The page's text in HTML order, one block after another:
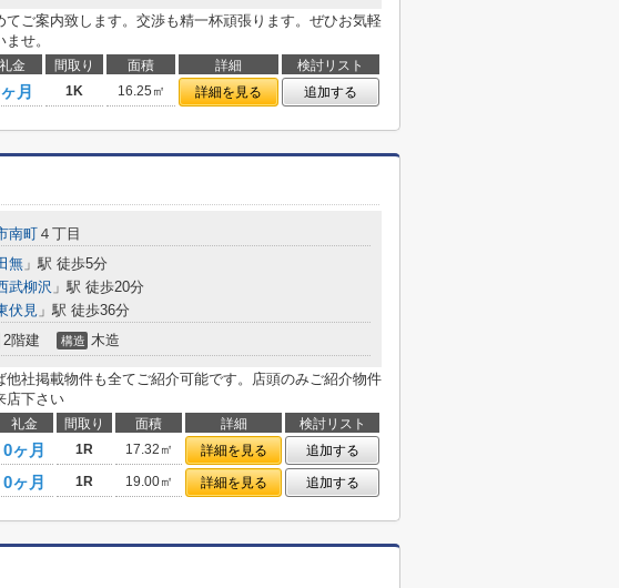
てご案内致します。交渉も精一杯頑張ります。ぜひお気軽
せ。
礼金 間取り 面積 詳細
検討リスト
月 1K 16.25㎡ 詳細を見る 追加する
南町 ４丁目
無 」駅 徒歩5分
武柳沢 」駅 徒歩20分
伏見 」駅 徒歩36分
2階建 構造 木造
他社掲載物件も全てご紹介可能です。店頭のみご紹介物件
店下さい
礼金 間取り 面積 詳細
検討リスト
0ヶ月 1R 17.32㎡ 詳細を見る
追加する
0ヶ月 1R 19.00㎡ 詳細を見る 追加する